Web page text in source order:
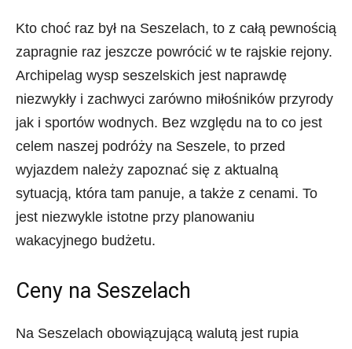
Kto choć raz był na Seszelach, to z całą pewnością
zapragnie raz jeszcze powrócić w te rajskie rejony.
Archipelag wysp seszelskich jest naprawdę
niezwykły i zachwyci zarówno miłośników przyrody
jak i sportów wodnych. Bez względu na to co jest
celem naszej podróży na Seszele, to przed
wyjazdem należy zapoznać się z aktualną
sytuacją, która tam panuje, a także z cenami. To
jest niezwykle istotne przy planowaniu
wakacyjnego budżetu.
Ceny na Seszelach
Na Seszelach obowiązującą walutą jest rupia